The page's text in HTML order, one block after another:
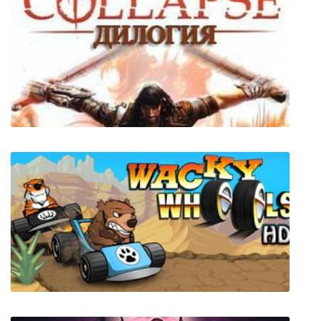
GTTOD: Get To The Orange Door
Collapse: Дилогия